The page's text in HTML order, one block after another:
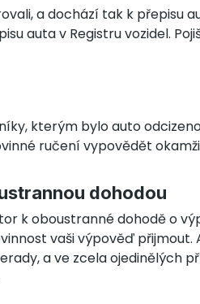
a dochází tak k přepisu
auta v Registru vozidel.
kterým bylo auto
ručení vypovědět
dohodou
k oboustranné dohodě o
vaši výpověď přijmout.
a ve zcela ojedinělých